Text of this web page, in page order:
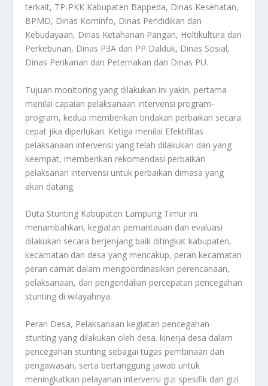
terkait, TP-PKK Kabupaten Bappeda, Dinas Kesehatan,
BPMD, Dinas Kominfo, Dinas Pendidikan dan
Kebudayaan, Dinas Ketahanan Pangan, Holtikultura dan
Perkebunan, Dinas P3A dan PP Dalduk, Dinas Sosial,
Dinas Perikanan dan Peternakan dan Dinas PU.
Tujuan monitoring yang dilakukan ini yakin, pertama
menilai capaian pelaksanaan intervensi program-
program, kedua memberikan tindakan perbaikan secara
cepat jika diperlukan. Ketiga menilai Efektifitas
pelaksanaan intervensi yang telah dilakukan dan yang
keempat, memberikan rekomendasi perbaikan
pelaksanan intervensi untuk perbaikan dimasa yang
akan datang.
Duta Stunting Kabupaten Lampung Timur ini
menambahkan, kegiatan pemantauan dan evaluasi
dilakukan secara berjenjang baik ditingkat kabupaten,
kecamatan dan desa yang mencakup, peran kecamatan
peran camat dalam mengoordinasikan perencanaan,
pelaksanaan, dan pengendalian percepatan pencegahan
stunting di wilayahnya.
Peran Desa, Pelaksanaan kegiatan pencegahan
stunting yang dilakukan oleh desa. kinerja desa dalam
pencegahan stunting sebagai tugas pembinaan dan
pengawasan, serta bertanggung jawab untuk
meningkatkan pelayanan intervensi gizi spesifik dan gizi